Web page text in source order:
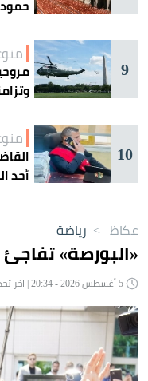
9
10
أحد
عكاظ > رياضة
«البورصة»